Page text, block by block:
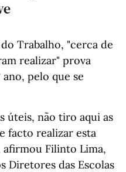
Trabalho, "cerca de
realizar" prova
pelo que se
úteis, não tiro aqui as
facto realizar esta
afirmou Filinto Lima,
Diretores das Escolas